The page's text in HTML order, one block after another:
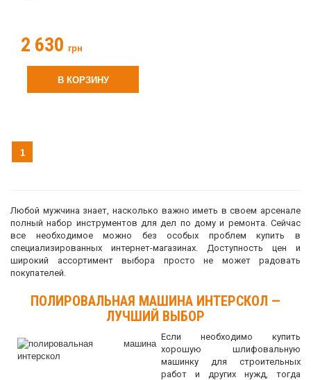
2 630 грн
В КОРЗИНУ
1
Любой мужчина знает, насколько важно иметь в своем арсенале
полный набор инструментов для дел по дому и ремонта. Сейчас
все необходимое можно без особых проблем купить в
специализированных интернет-магазинах. Доступность цен и
широкий ассортимент выбора просто не может радовать
покупателей.
ПОЛИРОВАЛЬНАЯ МАШИНА ИНТЕРСКОЛ —
ЛУЧШИЙ ВЫБОР
Если необходимо купить
хорошую шлифовальную
машинку для строительных
работ и других нужд, тогда